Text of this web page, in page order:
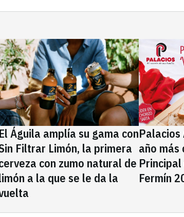
El Águila amplía su gama con
Filtrar Limón, la primera
con zumo natural de
a la que se le da la
Palacios
año
Principal
Fermín